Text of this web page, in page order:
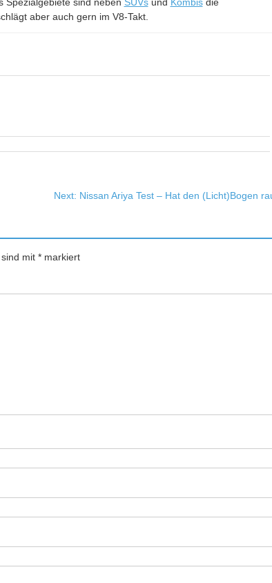
aber auch gern im V8-Takt.
Next: Nissan Ariya Test – Hat den (Licht)Bogen
mit *markiert